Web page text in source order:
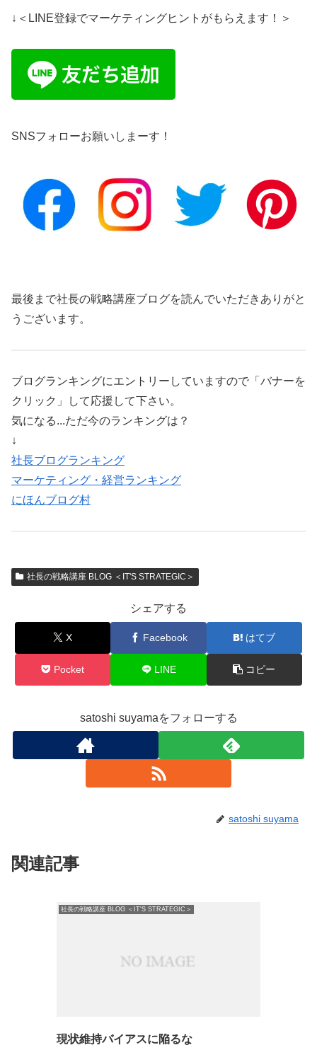
↓＜LINE登録でマーケティングヒントがもらえます！＞
SNSフォローお願いしまーす！
最後まで社長の戦略講座ブログを読んでいただきありがと
うございます。
ブログランキングにエントリーしていますので「バナーを
クリック」して応援して下さい。
気になる...ただ今のランキングは？
↓
社長ブログランキング
マーケティング・経営ランキング
にほんブログ村
社長の戦略講座 BLOG ＜IT'S STRATEGIC＞
シェアする
X Facebook はてブ
Pocket LINE コピー
satoshi suyamaをフォローする
satoshi suyama
関連記事
社長の戦略講座 BLOG ＜IT'S STRATEGIC＞
現状維持バイアスに陥るな